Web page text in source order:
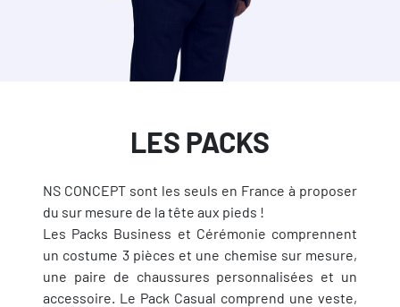
LES PACKS
NS CONCEPT sont les seuls en France à proposer
du sur mesure de la tête aux pieds !
Les Packs Business et Cérémonie comprennent
un costume 3 pièces et une chemise sur mesure,
une paire de chaussures personnalisées et un
accessoire. Le Pack Casual comprend une veste,